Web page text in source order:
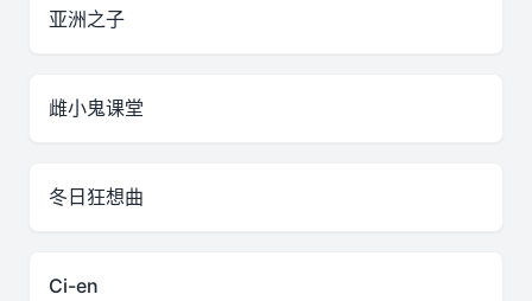
亚洲之子
雌小鬼课堂
冬日狂想曲
Ci-en